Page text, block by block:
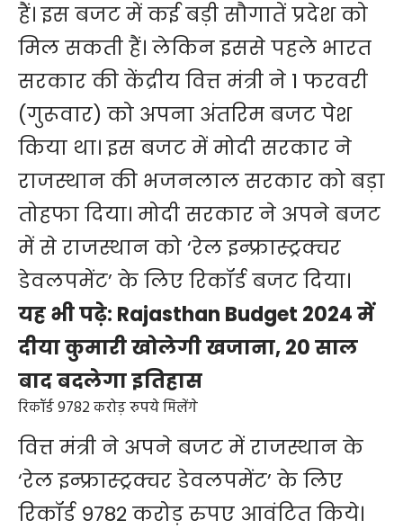
हैं। इस बजट में कई बड़ी सौगातें प्रदेश को
मिल सकती हैं। लेकिन इससे पहले भारत
सरकार की केंद्रीय वित्त मंत्री ने 1 फरवरी
(गुरूवार) को अपना अंतरिम बजट पेश
किया था। इस बजट में मोदी सरकार ने
राजस्थान की भजनलाल सरकार को बड़ा
तोहफा दिया। मोदी सरकार ने अपने बजट
में से राजस्थान को ‘रेल इन्फ्रास्ट्रक्चर
डेवलपमेंट’ के लिए रिकॉर्ड बजट दिया।
यह भी पढ़े: Rajasthan Budget 2024 में
दीया कुमारी खोलेगी खजाना, 20 साल
बाद बदलेगा इतिहास
रिकॉर्ड 9782 करोड़ रुपये मिलेंगे
वित्त मंत्री ने अपने बजट में राजस्थान के
‘रेल इन्फ्रास्ट्रक्चर डेवलपमेंट’ के लिए
रिकॉर्ड 9782 करोड़ रुपए आवंटित किये।